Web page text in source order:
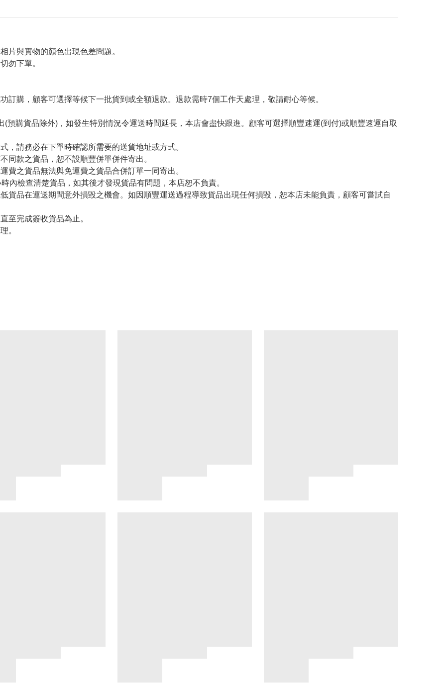
與實物的顏色出現色差問題。
勿下單。
購，顧客可選擇等候下一批貨到或全額退款。退款需時7個工作天處理，敬請耐心等候。
購貨品除外)，如發生特別情況令運送時間延長，本店會盡快跟進。顧客可選擇順豐速運(到付)或順豐速運自取
請務必在下單時確認所需要的送貨地址或方式。
款之貨品，恕不設順豐併單併件寄出。
之貨品無法與免運費之貨品合併訂單一同寄出。
檢查清楚貨品，如其後才發現貨品有問題，本店恕不負責。
品在運送期間意外損毀之機會。如因順豐運送過程導致貨品出現任何損毀，恕本店未能負責，顧客可嘗試自
完成簽收貨品為止。
。